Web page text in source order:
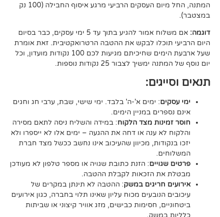
המתנה, החל מיום העסקים הרביעי מרגע איסוף החבילה (100 נק
אם משלוח אמור להגיע בתוך עד 5 ימי עסקים, כבר בסיום
לבקש את ההטבה הרטרואקטיבית. זאת אומרת
שעל ארבעת הימים שחיכיתם מגיעות לכם 100 נקודות מועדון, וכל
לצבור 25 נקודות נוספות.
: ימים א'-ה' בלבד. ימי שישי, שבת, ערבי חג וחגים
במניין הימים.
מצד הלקוח: במידה והשליח ניסה לתאם מסירה
ענה או דחה את ההגעה – ימים אלו לא ייספרו ולא
מכיוון שהעיכוב אינו נחשב ככשל מצד חברת
: הזנת כתובת שגויה או מספר טלפון לא מעודכן
הזכאות לקבלת ההטבה.
חריגים במשק: ההטבה לא תינתן במקרים של
מכוח עליון שאינו תלוי בחברה, כגון אירועים
חסימות כבישים, מזג אוויר קיצוני או שביתות